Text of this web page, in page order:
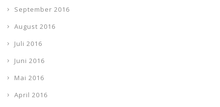
September 2016
August 2016
Juli 2016
Juni 2016
Mai 2016
April 2016